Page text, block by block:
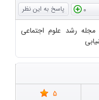
0
مجله رشد علوم اجتماعی
5